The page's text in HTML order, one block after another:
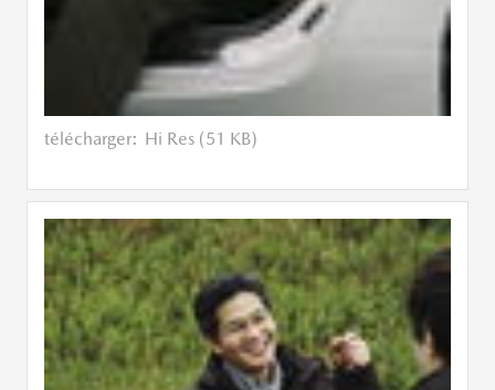
télécharger: Hi Res (51 KB)